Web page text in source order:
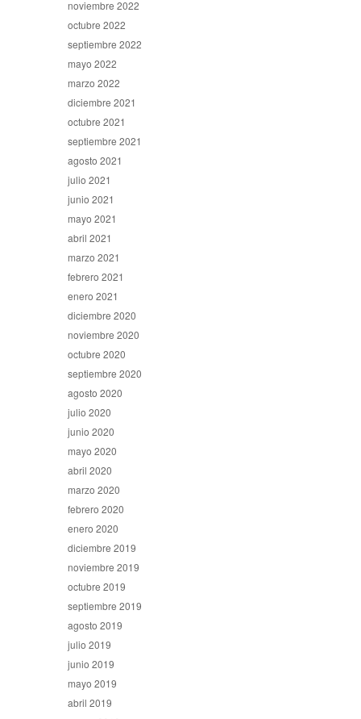
noviembre 2022
octubre 2022
septiembre 2022
mayo 2022
marzo 2022
diciembre 2021
octubre 2021
septiembre 2021
agosto 2021
julio 2021
junio 2021
mayo 2021
abril 2021
marzo 2021
febrero 2021
enero 2021
diciembre 2020
noviembre 2020
octubre 2020
septiembre 2020
agosto 2020
julio 2020
junio 2020
mayo 2020
abril 2020
marzo 2020
febrero 2020
enero 2020
diciembre 2019
noviembre 2019
octubre 2019
septiembre 2019
agosto 2019
julio 2019
junio 2019
mayo 2019
abril 2019